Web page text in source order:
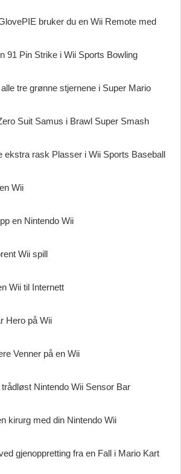
bruker du en Wii Remote med
91 Pin Strike i Wii Sports Bowling
tre grønne stjernene i Super Mario
Suit Samus i Brawl Super Smash
ekstra rask Plasser i Wii Sports Baseball
Wii
en Nintendo Wii
Wii spill
Wii til Internett
Hero på Wii
Venner på en Wii
Nintendo Wii Sensor Bar
kirurg med din Nintendo Wii
gjenoppretting fra en Fall i Mario Kart